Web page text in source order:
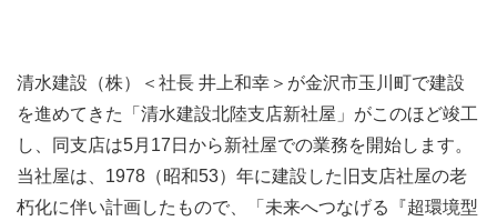
清水建設（株）＜社長 井上和幸＞が金沢市玉川町で建設
を進めてきた「清水建設北陸支店新社屋」がこのほど竣工
し、同支店は5月17日から新社屋での業務を開始します。
当社屋は、1978（昭和53）年に建設した旧支店社屋の老
朽化に伴い計画したもので、「未来へつなげる『超環境型